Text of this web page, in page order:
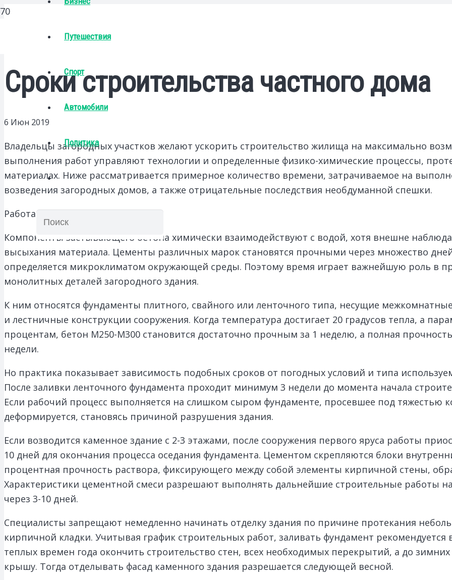
Путешествия
Спорт
Автомобили
Политика
Сроки строительства частного дома
6 Июн 2019
Владельцы загородных участков желают ускорить строительство жилища на максимально
выполнения работ управляют технологии и определенные физико-химические процессы,
материалах. Ниже рассматривается примерное количество времени, затрачиваемое на
возведения загородных домов, а также отрицательные последствия необдуманной спешки.
Работа с бетонной смесью
Компоненты застывающего бетона химически взаимодействуют с водой, хотя внешне
высыхания материала. Цементы различных марок становятся прочными через множество
определяется микроклиматом окружающей среды. Поэтому время играет важнейшую роль в
монолитных деталей загородного здания.
К ним относятся фундаменты плитного, свайного или ленточного типа, несущие
и лестничные конструкции сооружения. Когда температура достигает 20 градусов тепла, а
процентам, бетон М250-М300 становится достаточно прочным за 1 неделю, а полная прочность
недели.
Но практика показывает зависимость подобных сроков от погодных условий и типа
После заливки ленточного фундамента проходит минимум 3 недели до момента начала
Если рабочий процесс выполняется на слишком сыром фундаменте, просевшее под тяжестью
деформируется, становясь причиной разрушения здания.
Если возводится каменное здание с 2-3 этажами, после сооружения первого яруса работы
10 дней для окончания процесса оседания фундамента. Цементом скрепляются блоки
процентная прочность раствора, фиксирующего между собой элементы кирпичной стены,
Характеристики цементной смеси разрешают выполнять дальнейшие строительные работы
через 3-10 дней.
Специалисты запрещают немедленно начинать отделку здания по причине протекания
кирпичной кладки. Учитывая график строительных работ, заливать фундамент
теплых времен года окончить строительство стен, всех необходимых перекрытий, а до
крышу. Тогда отделывать фасад каменного здания разрешается следующей весной.